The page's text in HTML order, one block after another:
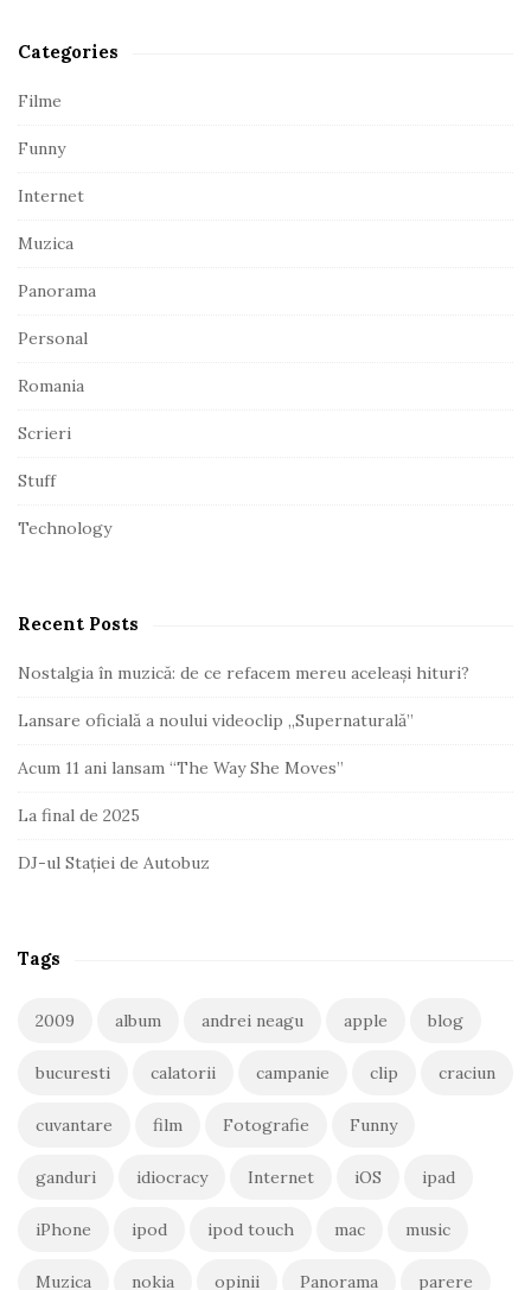
i
d
b
a
Categories
Filme
Funny
Internet
Muzica
Panorama
Personal
Romania
Scrieri
Stuff
Technology
Recent Posts
Nostalgia în muzică: de ce refacem mereu aceleași hituri?
Lansare oficială a noului videoclip „Supernaturală”
Acum 11 ani lansam “The Way She Moves”
La final de 2025
DJ-ul Stației de Autobuz
Tags
2009 album andrei neagu apple blog
bucuresti calatorii campanie clip craciun
cuvantare film Fotografie Funny
ganduri idiocracy Internet iOS ipad
iPhone ipod ipod touch mac music
Muzica nokia opinii Panorama parere